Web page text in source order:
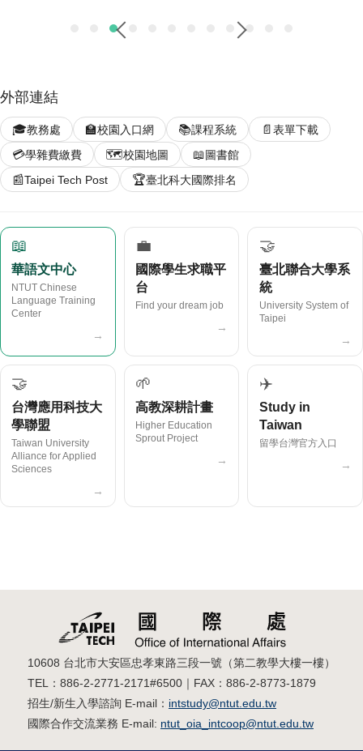
外部連結
🎓教務處 🏫校園入口網 📚課程系統 📄表單下載
💳學雜費繳費 🗺️校園地圖 📖圖書館
📰Taipei Tech Post 🏆臺北科大國際排名
📖
華語文中心
NTUT Chinese
Language Training
Center
→
💼
國際學生求職平
台
Find your dream job
→
🤝
臺北聯合大學系
統
University System of
Taipei
→
🤝
台灣應用科技大
學聯盟
Taiwan University
Alliance for Applied
Sciences
→
🌱
高教深耕計畫
Higher Education
Sprout Project
→
✈️
Study in
Taiwan
留學台灣官方入口
→
10608 台北市大安區忠孝東路三段一號（第二教學大樓一樓）
TEL：886-2-2771-2171#6500｜FAX：886-2-8773-1879
招生/新生入學諮詢 E-mail： intstudy@ntut.edu.tw
國際合作交流業務 E-mail: ntut_oia_intcoop@ntut.edu.tw